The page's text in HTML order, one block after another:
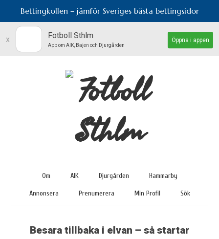
Bettingkollen – jämför Sveriges bästa bettingsidor
x Fotboll Sthlm
App om AIK, Bajen och Djurgården
Öppna i appen
Om AIK Djurgården Hammarby
Annonsera Prenumerera Min Profil Sök
Besara tillbaka i elvan – så startar